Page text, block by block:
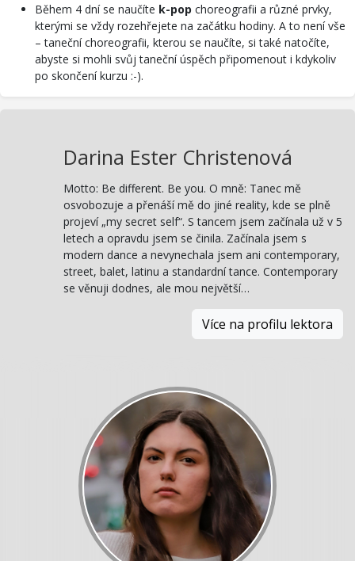
Během 4 dní se naučíte k-pop choreografii a různé prvky,
kterými se vždy rozehřejete na začátku hodiny. A to není vše
– taneční choreografii, kterou se naučíte, si také natočíte,
abyste si mohli svůj taneční úspěch připomenout i kdykoliv
po skončení kurzu :-).
Darina Ester Christenová
Motto: Be different. Be you. O mně: Tanec mě
osvobozuje a přenáší mě do jiné reality, kde se plně
projeví „my secret self“. S tancem jsem začínala už v 5
letech a opravdu jsem se činila. Začínala jsem s
modern dance a nevynechala jsem ani contemporary,
street, balet, latinu a standardní tance. Contemporary
se věnuji dodnes, ale mou největší…
Více na profilu lektora